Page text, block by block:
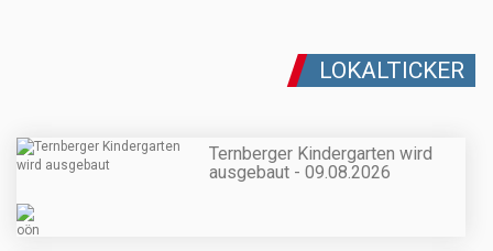
LOKALTICKER
Ternberger Kindergarten wird
ausgebaut - 09.08.2026